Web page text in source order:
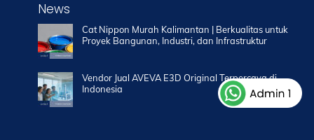
News
Cat Nippon Murah Kalimantan | Berkualitas untuk
Proyek Bangunan, Industri, dan Infrastruktur
Vendor Jual AVEVA E3D Original Terpercaya di
Indonesia